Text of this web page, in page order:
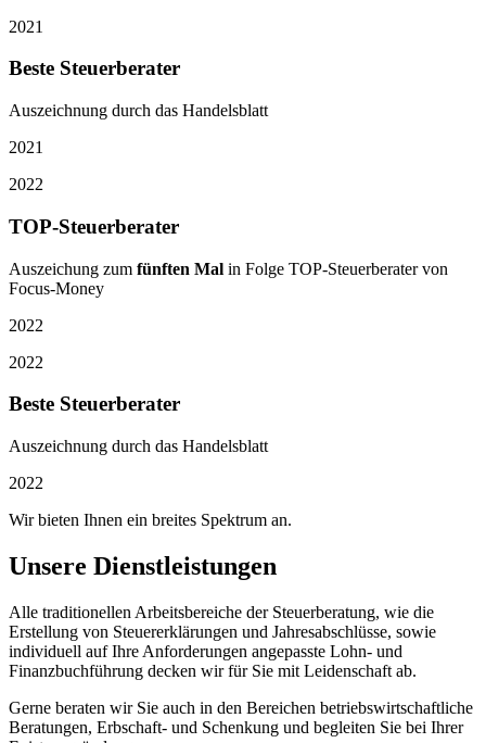
2021
Beste Steuerberater
Auszeichnung durch das Handelsblatt
2021
2022
TOP-Steuerberater
Auszeichung zum fünften Mal in Folge TOP-Steuerberater von
Focus-Money
2022
2022
Beste Steuerberater
Auszeichnung durch das Handelsblatt
2022
Wir bieten Ihnen ein breites Spektrum an.
Unsere Dienstleistungen
Alle traditionellen Arbeitsbereiche der Steuerberatung, wie die
Erstellung von Steuererklärungen und Jahresabschlüsse, sowie
individuell auf Ihre Anforderungen angepasste Lohn- und
Finanzbuchführung decken wir für Sie mit Leidenschaft ab.
Gerne beraten wir Sie auch in den Bereichen betriebswirtschaftliche
Beratungen, Erbschaft- und Schenkung und begleiten Sie bei Ihrer